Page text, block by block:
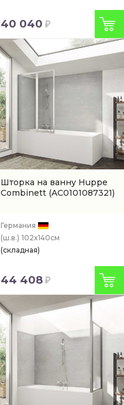
40 040
Шторка на ванну Huppe
Combinett (AC0101087321)
Германия
(ш.в.) 102x140см
(складная)
44 408